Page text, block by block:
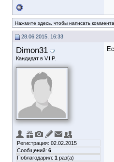
Нажмите здесь, чтобы написать
28.06.2015, 16:33
Dimon31
Кандидат в V.I.P.
Регистрация: 02.02.2015
Сообщений: 6
Поблагодарил: 1 раз(а)